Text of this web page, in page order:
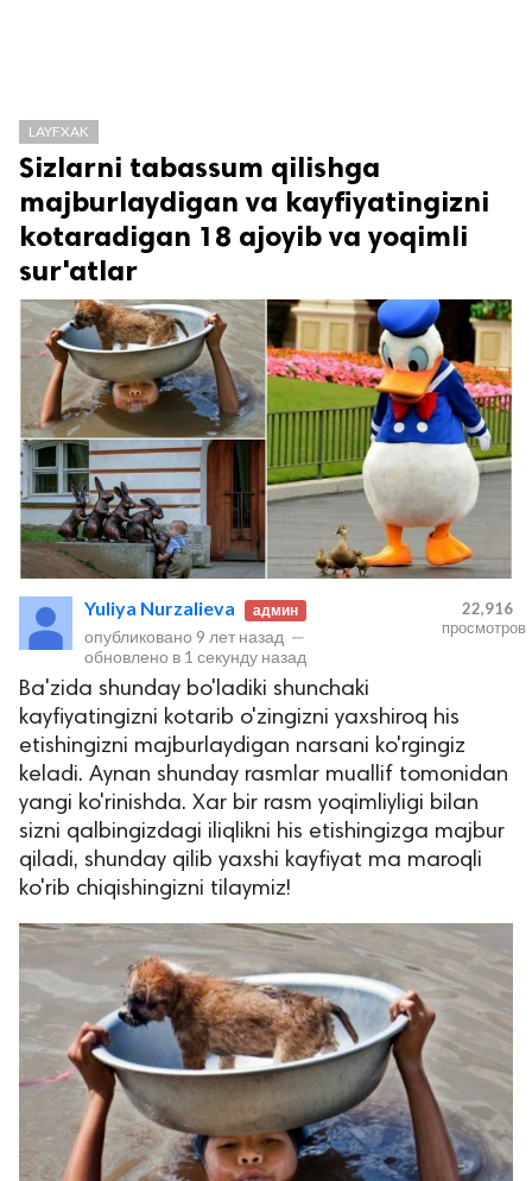
защищены.
LAYFXAK
Sizlarni tabassum qilishga
majburlaydigan va kayfiyatingizni
kotaradigan 18 ajoyib va yoqimli
sur'atlar
Yuliya Nurzalieva админ
опубликовано 9 лет назад —
обновлено в 1 секунду назад
22,916
просмотров
Ba'zida shunday bo'ladiki shunchaki
kayfiyatingizni kotarib o'zingizni yaxshiroq his
etishingizni majburlaydigan narsani ko'rgingiz
keladi. Aynan shunday rasmlar muallif tomonidan
yangi ko'rinishda. Xar bir rasm yoqimliyligi bilan
sizni qalbingizdagi iliqlikni his etishingizga majbur
qiladi, shunday qilib yaxshi kayfiyat ma maroqli
ko'rib chiqishingizni tilaymiz!